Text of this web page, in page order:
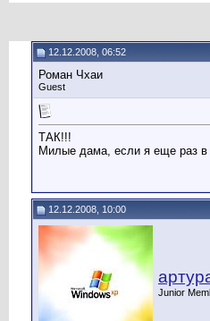
12.12.2008, 06:52
Роман Чхаи
Guest
ТАК!!!
Милые дама, если я еще раз в
12.12.2008, 10:00
Junior